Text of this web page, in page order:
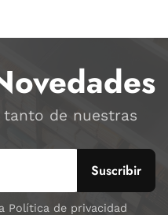
de nuestras
Política de privacidad